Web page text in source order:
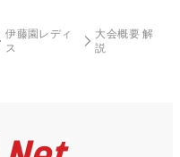
伊藤園レディ
ス
大会概要 解
説